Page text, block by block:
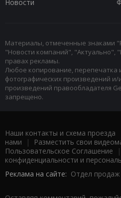
Новости
Материалы, отмеченные знаками
"Новости компаний", "Актуально",
правах рекламы.
Любое копирование, перепечатка
фотографических произведений
произведений правообладателя
запрещено.
Наши контакты и схема проезда
нами | Разместить свои
Пользовательское Соглашение |
конфиденциальности и
Реклама на сайте: Отдел